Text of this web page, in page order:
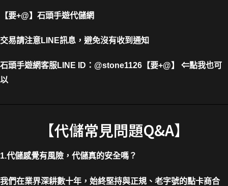
【要+@】 石頭手遊代儲網
交易請注意LINE訊息，避免沒有收到通知
石頭手遊網客服LINE ID ： @stone1126【要+@】 ⇐點我也可
以
【代儲常見問題Q&A】
1.代儲感覺有風險，代儲真的安全嗎？
我們在業界深耕數十年，始終堅持與正規、老字號的點卡商合